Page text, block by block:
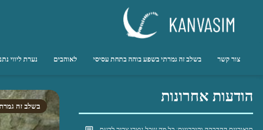
kanvasim.co.il
צור קשר בשלב זה גמרתי בשפע בוהה בתחת עסיסי לאוהבים נערת ליווי
בשלב זה הודעות אחרונות